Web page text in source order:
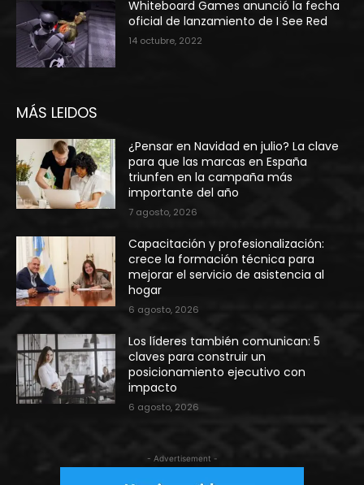
Whiteboard Games anunció la fecha
oficial de lanzamiento de I See Red
14 octubre, 2022
MÁS LEIDOS
¿Pensar en Navidad en julio? La clave
para que las marcas en España
triunfen en la campaña más
importante del año
7 agosto, 2026
Capacitación y profesionalización:
crece la formación técnica para
mejorar el servicio de asistencia al
hogar
6 agosto, 2026
Los líderes también comunican: 5
claves para construir un
posicionamiento ejecutivo con
impacto
6 agosto, 2026
- Advertisement -